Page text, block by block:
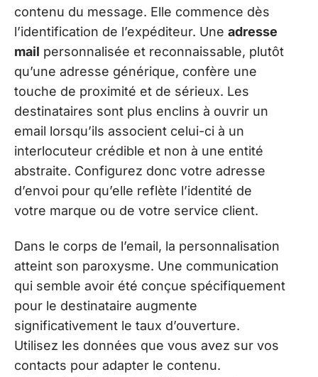
contenu du message. Elle commence dès
l’identification de l’expéditeur. Une adresse
mail personnalisée et reconnaissable, plutôt
qu’une adresse générique, confère une
touche de proximité et de sérieux. Les
destinataires sont plus enclins à ouvrir un
email lorsqu’ils associent celui-ci à un
interlocuteur crédible et non à une entité
abstraite. Configurez donc votre adresse
d’envoi pour qu’elle reflète l’identité de
votre marque ou de votre service client.
Dans le corps de l’email, la personnalisation
atteint son paroxysme. Une communication
qui semble avoir été conçue spécifiquement
pour le destinataire augmente
significativement le taux d’ouverture.
Utilisez les données que vous avez sur vos
contacts pour adapter le contenu.